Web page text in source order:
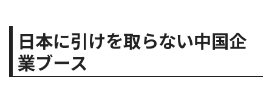
日本に引けを取らない中国企
業ブース